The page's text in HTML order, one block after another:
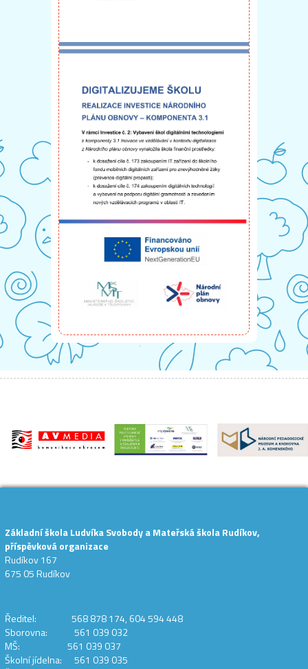
Základní škola Ludvíka Svobody a Mateřská škola Rudíkov,
příspěvková organizace
Rudíkov 167
675 05 Rudíkov
Ředitel: 568 878 174, 604 594 448
Sborovna: 561 039 032
MŠ: 561 039 037
Školní jídelna: 561 039 035